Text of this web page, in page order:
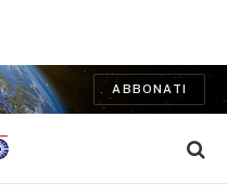
ABBONATI